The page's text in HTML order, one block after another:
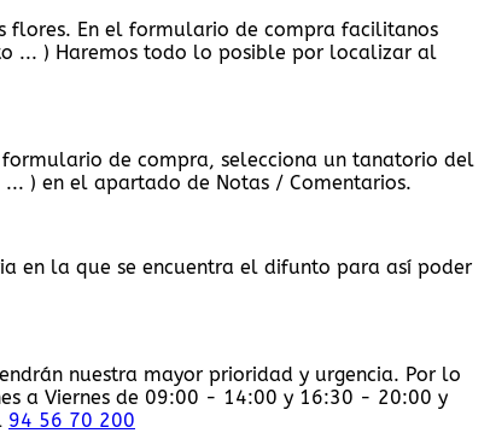
flores. En el formulario de compra facilitanos
... ) Haremos todo lo posible por localizar al
de compra, selecciona un tanatorio del
) en el apartado de Notas / Comentarios.
en la que se encuentra el difunto para así poder
nuestra mayor prioridad y urgencia. Por lo
a Viernes de 09:00 - 14:00 y 16:30 - 20:00 y
94 56 70 200